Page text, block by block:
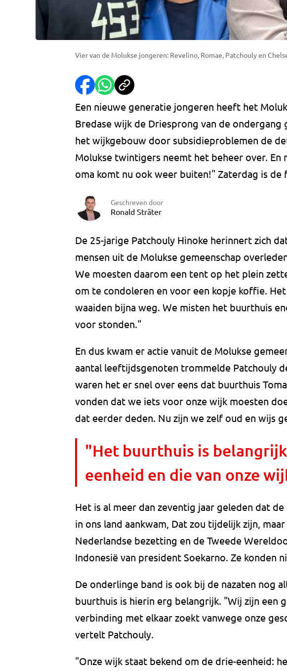
Vier van de Molukse jongeren: Revelino, Romae, Patchouly en
Een nieuwe generatie jongeren heeft het
Bredase wijk de Driesprong van de
het wijkgebouw door subsidieproblemen de
Molukse twintigers neemt het beheer over. En
oma komt nu ook weer buiten!" Zaterdag is de
Geschreven door
Ronald Sträter
De 25-jarige Patchouly Hinoke herinnert zich
mensen uit de Molukse gemeenschap
We moesten daarom een tent op het plein
om te condoleren en voor een kopje koffie.
waaiden bijna weg. We misten het buurthuis
voor stonden."
En dus kwam er actie vanuit de Molukse
aantal leeftijdsgenoten trommelde Patchouly
waren het er snel over eens dat buurthuis
vonden dat we iets voor onze wijk moesten
dat eerder deden. Nu zijn we zelf oud en wijs
"Het buurthuis is
eenheid en die van onze
Het is al meer dan zeventig jaar geleden dat
in ons land aankwam, Dat zou tijdelijk zijn,
Nederlandse bezetting en de Tweede
Indonesië van president Soekarno. Ze konden
De onderlinge band is ook bij de nazaten nog
buurthuis is hierin erg belangrijk. "Wij zijn een
verbinding met elkaar zoekt vanwege onze
vertelt Patchouly.
"Onze wijk staat bekend om de drie-eenheid: